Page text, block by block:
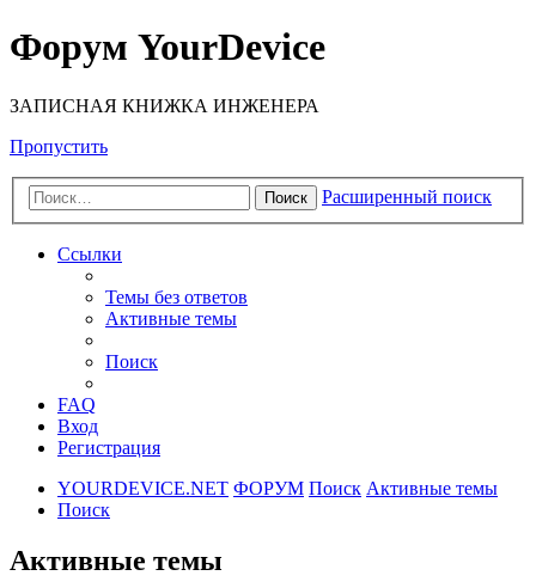
Форум YourDevice
ЗАПИСНАЯ КНИЖКА ИНЖЕНЕРА
Пропустить
Поиск Расширенный поиск
Ссылки
Темы без ответов
Активные темы
Поиск
FAQ
Вход
Регистрация
YOURDEVICE.NET ФОРУМ Поиск Активные темы
Поиск
Активные темы